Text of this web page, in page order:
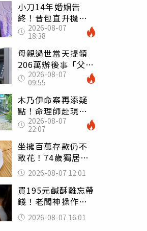
小刀14年婚姻告
終！昔包直升機求
婚 豪砸545萬辦婚
禮還找連戰證婚
2026-08-07
18:38
母親過世當天提領
206萬辦後事「父子
遭判刑」 律師：
搶錢先下手是罪
2026-08-07
09:55
木乃伊命案再添疑
點！命理師赴現場
遇天候驟變 驚
喊：死者還有冤屈
2026-08-07
22:07
坐擁百萬存款仍不
敢花！74歲獨居翁
「1餐只吃1片吐
司」 半年後暴瘦
嚇壞女兒
2026-08-07 12:01
買195元鹹酥雞忘帶
錢！老闆神操作
「倒找5元」 全網
看哭：這就是台灣
2026-08-07 16:01